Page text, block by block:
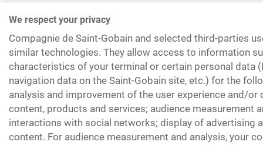
We respect your privacy
Compagnie de Saint-Gobain and selected third-parties
similar technologies. They allow access to information
characteristics of your terminal or certain personal data
navigation data on the Saint-Gobain site, etc.) for the
analysis and improvement of the user experience and/or
content, products and services; audience measurement
interactions with social networks; display of advertising
content. For audience measurement and analysis, your